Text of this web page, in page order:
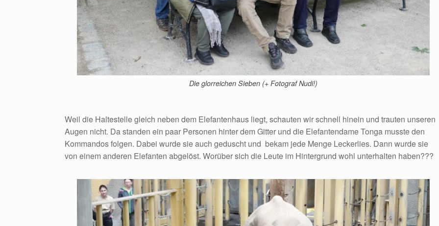
Die glorreichen Sieben (+ Fotograf Nudi!)
Weil die Haltestelle gleich neben dem Elefantenhaus liegt, schauten wir schnell hinein und trauten unseren
Augen nicht. Da standen ein paar Personen hinter dem Gitter und die Elefantendame Tonga musste den
Kommandos folgen. Dabei wurde sie auch geduscht und bekam jede Menge Leckerlies. Dann wurde sie
von einem anderen Elefanten abgelöst. Worüber sich die Leute im Hintergrund wohl unterhalten haben???